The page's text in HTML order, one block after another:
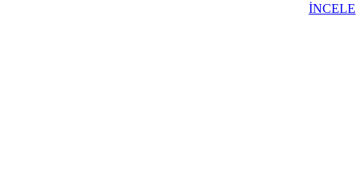
İNCELE